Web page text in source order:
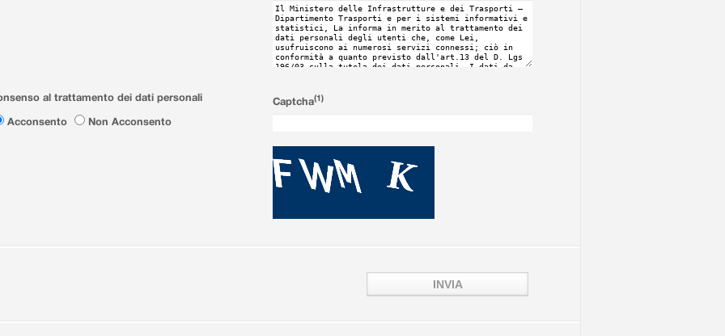
al trattamento dei dati personali
Acconsento
Non Acconsento
Captcha(1)